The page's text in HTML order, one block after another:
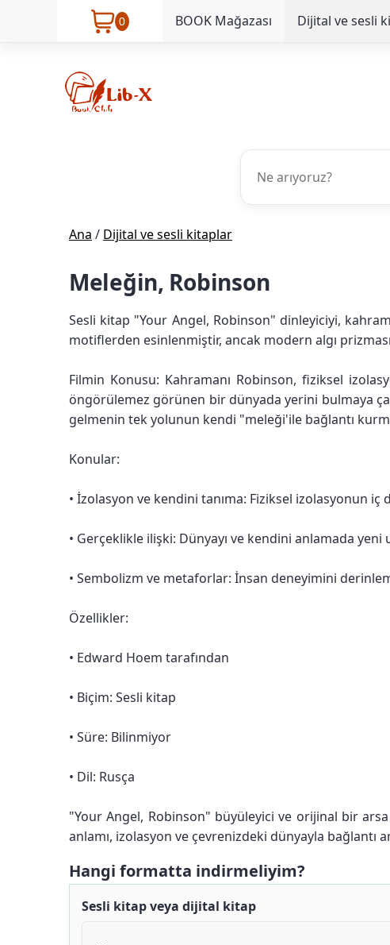
0 BOOK Mağazası Dijital ve sesli
Ana / Dijital ve sesli kitaplar
Meleğin, Robinson
Sesli kitap "Your Angel, Robinson" dinleyiciyi,
motiflerden esinlenmiştir, ancak modern algı
Filmin Konusu: Kahramanı Robinson, fiziksel
öngörülemez görünen bir dünyada yerini bulmaya
gelmenin tek yolunun kendi "meleği'ile bağlantı
Konular:
• İzolasyon ve kendini tanıma: Fiziksel izolasyonun iç
• Gerçeklikle ilişki: Dünyayı ve kendini anlamada yeni
• Sembolizm ve metaforlar: İnsan deneyimini
Özellikler:
• Edward Hoem tarafından
• Biçim: Sesli kitap
• Süre: Bilinmiyor
• Dil: Rusça
"Your Angel, Robinson" büyüleyici ve orijinal bir arsa
anlamı, izolasyon ve çevrenizdeki dünyayla bağlantı
Hangi formatta indirmeliyim?
Sesli kitap veya dijital kitap